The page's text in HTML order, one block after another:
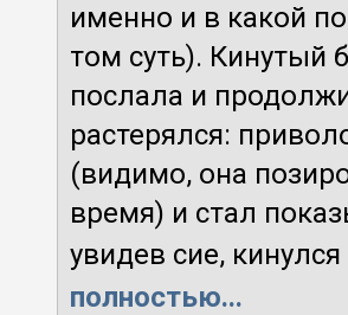
именно и в какой
том суть). Кинутый
послала и
растерялся:
(видимо, она
время) и стал
увидев сие,
полностью...